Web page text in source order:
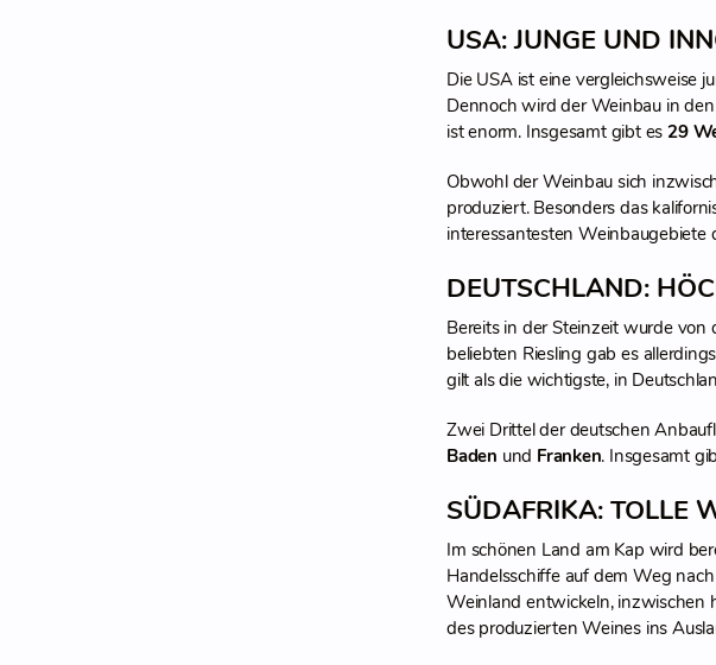
USA: JUNGE UND
Die USA ist eine vergleichsweise
Dennoch wird der Weinbau in
ist enorm. Insgesamt gibt es 29
Obwohl der Weinbau sich
produziert. Besonders das
interessantesten Weinbaugebiete
DEUTSCHLAND:
Bereits in der Steinzeit wurde
beliebten Riesling gab es
gilt als die wichtigste, in
Zwei Drittel der deutschen
Baden und Franken. Insgesamt
SÜDAFRIKA: TOLLE
Im schönen Land am Kap wird
Handelsschiffe auf dem Weg
Weinland entwickeln, inzwischen
des produzierten Weines ins